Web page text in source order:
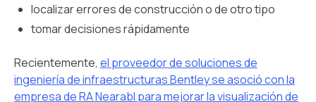
localizar errores de construcción o de otro tipo
tomar decisiones rápidamente
Recientemente, el proveedor de soluciones de
ingeniería de infraestructuras Bentley se asoció con la
empresa de RA Nearabl para mejorar la visualización de